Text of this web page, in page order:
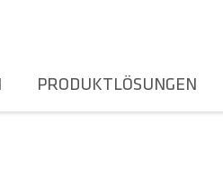
PRODUKTLÖSUNGEN